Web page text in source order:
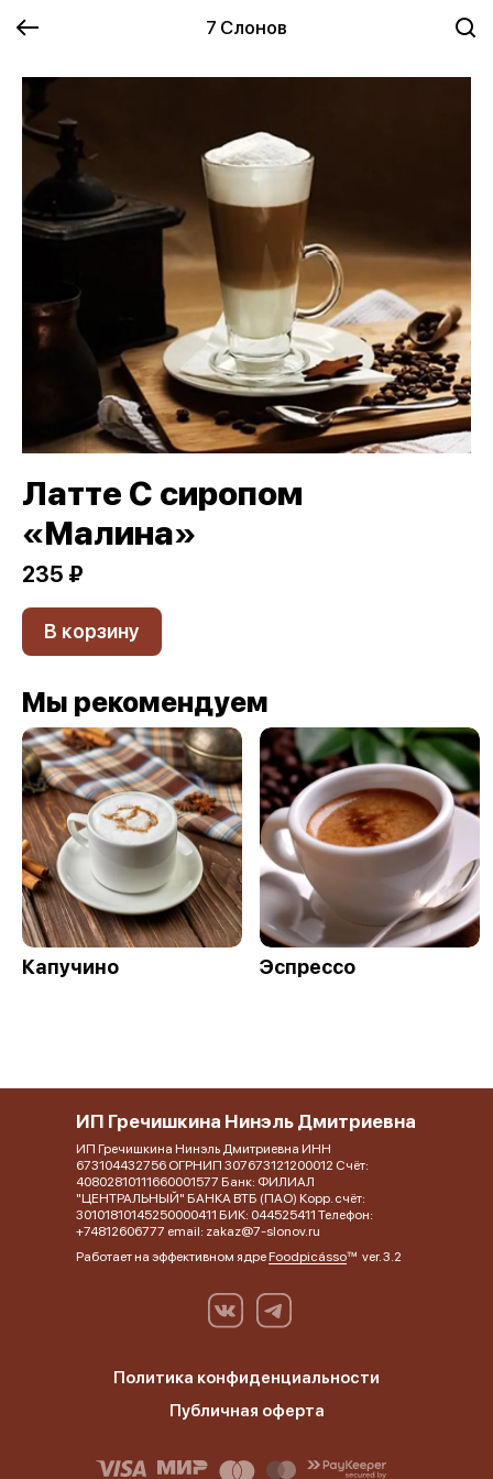
7 Слонов
Латте С сиропом
«Малина»
235 ₽
В корзину
Мы рекомендуем
Капучино Эспрессо
ИП Гречишкина Нинэль Дмитриевна
ИП Гречишкина Нинэль Дмитриевна ИНН
673104432756 ОГРНИП 307673121200012 Счёт:
40802810111660001577 Банк: ФИЛИАЛ
"ЦЕНТРАЛЬНЫЙ" БАНКА ВТБ (ПАО) Корр. счёт:
30101810145250000411 БИК: 044525411 Телефон:
+74812606777 email: zakaz@7-slonov.ru
Работает на эффективном ядреFoodpicássover. 3.2
Политика конфиденциальности
Публичная оферта